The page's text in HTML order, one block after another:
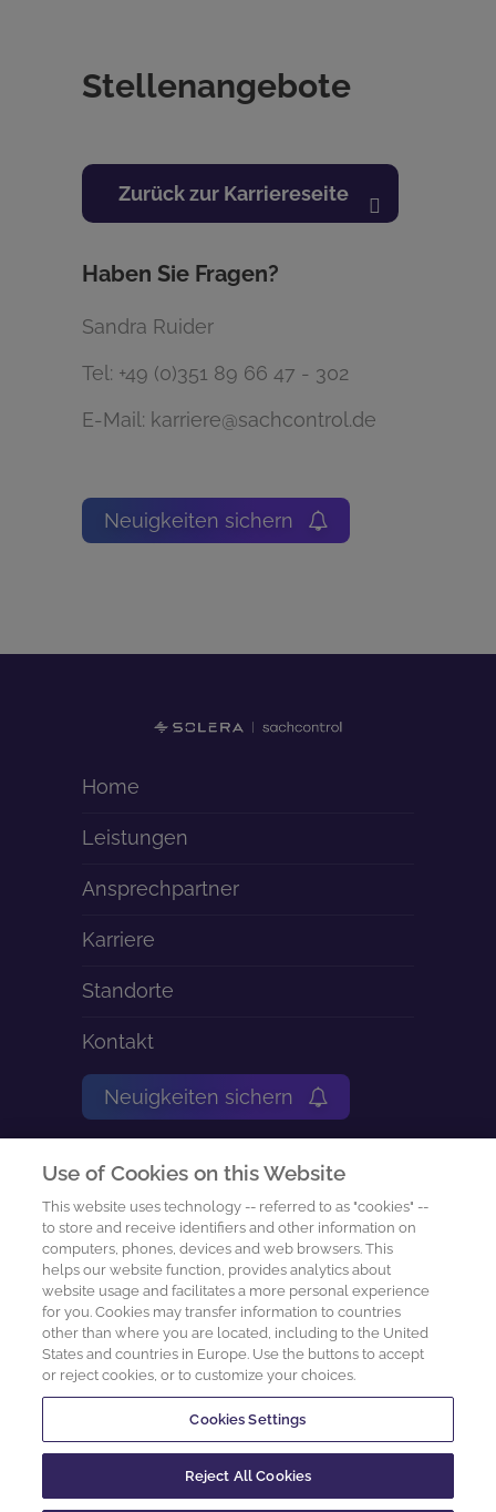
Stellenangebote
Zurück zur Karriereseite
Haben Sie Fragen?
Sandra Ruider
Tel: +49 (0)351 89 66 47 - 302
E-Mail: karriere@sachcontrol.de
Neuigkeiten sichern
Home
Leistungen
Ansprechpartner
Karriere
Standorte
Kontakt
Neuigkeiten sichern
Nutzungsbedingungen
Datenschutz-Center
Cookie Preferences
Datenschutzanfrage
2026 sachcontrol GmbH
Use of Cookies on this Website
This website uses technology -- referred to as "cookies" --
to store and receive identifiers and other information on
computers, phones, devices and web browsers. This
helps our website function, provides analytics about
website usage and facilitates a more personal experience
for you. Cookies may transfer information to countries
other than where you are located, including to the United
States and countries in Europe. Use the buttons to accept
or reject cookies, or to customize your choices.
Cookies Settings
Reject All Cookies